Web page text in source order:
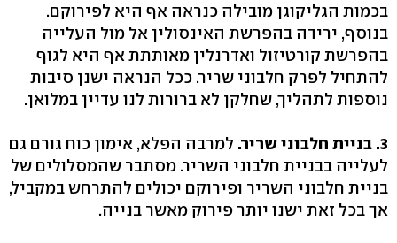
בכמות הגליקוגן מובילה כנראה אף היא לפירוקם.
בנוסף, ירידה בהפרשת האינסולין אל מול העלייה
בהפרשת קורטיזול ואדרנלין מאותתת אף היא לגוף
להתחיל לפרק חלבוני שריר. ככל הנראה ישנן סיבות
נוספות לתהליך, שחלקן לא ברורות לנו עדיין במלואן.
3. בניית חלבוני שריר.
למרבה הפלא, אימון כוח גורם גם
לעלייה בבניית חלבוני השריר. מסתבר שהמסלולים של
בניית חלבוני השריר ופירוקם יכולים להתרחש במקביל,
אך בכל זאת ישנו יותר פירוק מאשר בנייה.